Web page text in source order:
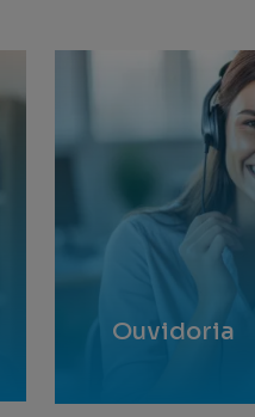
Ouvidoria